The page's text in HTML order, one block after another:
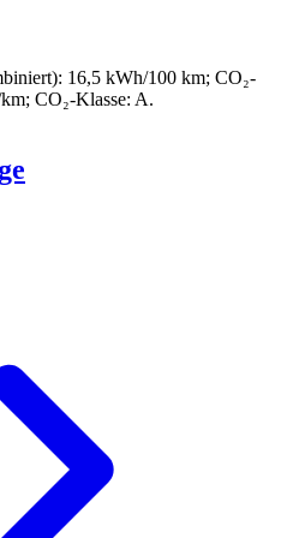
16,5 kWh/100 km; CO₂-
CO₂-Klasse: A.